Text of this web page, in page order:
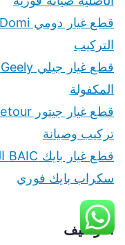
التركيب
المكفولة
تركيب وصيانة
سكراب بايك فوري
الأرشيف